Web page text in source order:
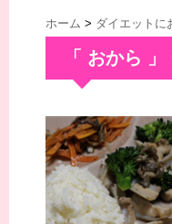
ホーム > ダイエットに
「 おから